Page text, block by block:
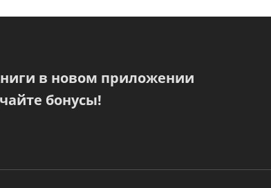
в новом приложении
бонусы!